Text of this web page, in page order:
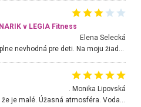
v LEGIA Fitness
Elena Selecká
Kútik výborný, ale hlučná hudba úplne nevhodná pre deti. Na moju žiadosť o aspoň sušenie nereagovali.
. Monika Lipovská
Úžasné prostredie, napriek tomu, že je malé. Úžasná atmosféra. Voda fantastická a nádherná. Ľudí je pomerne veľa, ale su mili a ohľaduplní. Je veľmi zaujímavé sledovať, ako dokážu spolu športovať cudzí ľudia a bez ohľadu na vek. Vládne tu pohoda. Vnuka neviem dostať z vody. Ďakujem za krásny deň . Urcite sa sem vrátim. Jediný problém je s parkovaním, ale aj ten sa mi podarilo vyriešiť. Monika Bratislava